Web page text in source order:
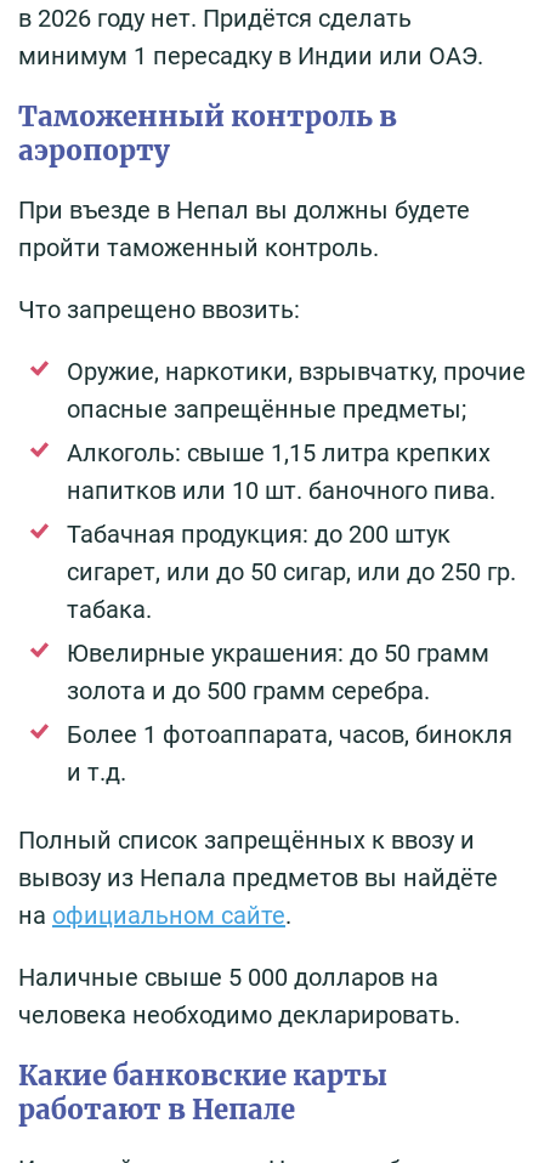
в 2026 году нет. Придётся сделать
минимум 1 пересадку в Индии или ОАЭ.
Таможенный контроль в
аэропорту
При въезде в Непал вы должны будете
пройти таможенный контроль.
Что запрещено ввозить:
Оружие, наркотики, взрывчатку, прочие
опасные запрещённые предметы;
Алкоголь: свыше 1,15 литра крепких
напитков или 10 шт. баночного пива.
Табачная продукция: до 200 штук
сигарет, или до 50 сигар, или до 250 гр.
табака.
Ювелирные украшения: до 50 грамм
золота и до 500 грамм серебра.
Более 1 фотоаппарата, часов, бинокля
и т.д.
Полный список запрещённых к ввозу и
вывозу из Непала предметов вы найдёте
на официальном сайте.
Наличные свыше 5 000 долларов на
человека необходимо декларировать.
Какие банковские карты
работают в Непале